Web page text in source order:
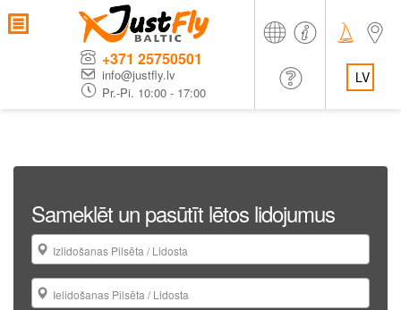
+371 25750501
info@justfly.lv
Pr.-Pi. 10:00 - 17:00
LV
Sameklēt un pasūtīt lētos lidojumus
Izlidošanas Pilsēta / Lidosta
Ielidošanas Pilsēta / Lidosta